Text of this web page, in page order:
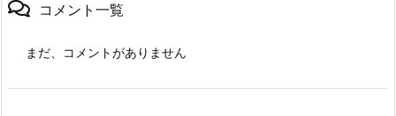
コメント一覧
まだ、コメントがありません